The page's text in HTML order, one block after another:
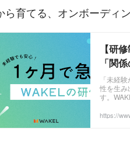
ら育てる、オンボーディ
【研
「関
「未経
性を生み
す。
https://